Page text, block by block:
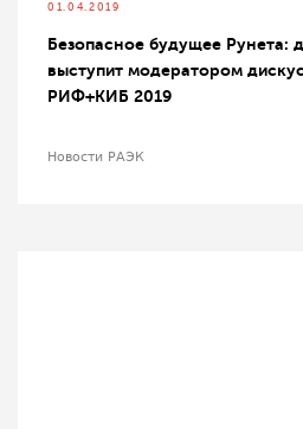
01.04.2019
Безопасное будущее Рунета:
выступит модератором
РИФ+КИБ 2019
Новости РАЭК